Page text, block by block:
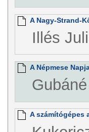
A Nagy-Strand-
Illés
A Népmese
A számítógépes